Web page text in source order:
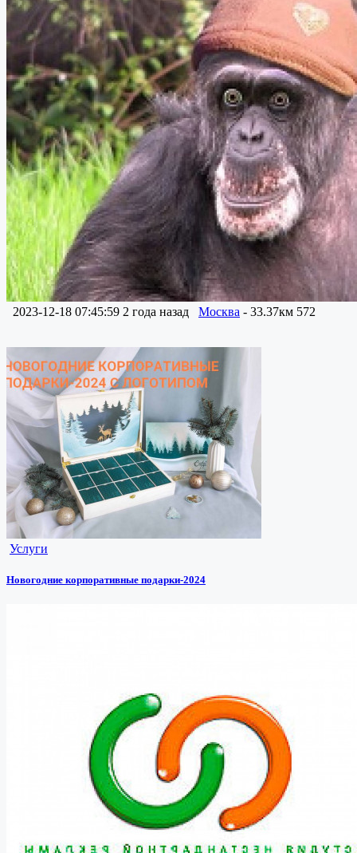
2023-12-18 07:45:59 2 года назад Москва - 33.37км 572
Услуги
Новогодние корпоративные подарки-2024